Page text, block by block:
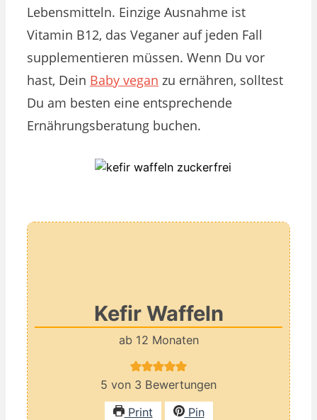
Lebensmitteln. Einzige Ausnahme ist
Vitamin B12, das Veganer auf jeden Fall
supplementieren müssen. Wenn Du vor
hast, Dein Baby vegan zu ernähren, solltest
Du am besten eine entsprechende
Ernährungsberatung buchen.
Kefir Waffeln
ab 12 Monaten
5 von 3 Bewertungen
Print
Pin